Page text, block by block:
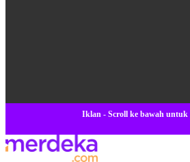
Iklan - Scroll ke bawah